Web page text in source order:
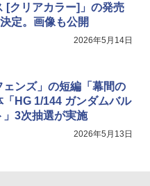
[クリアカラー]」の発売
定。画像も公開
2026年5月14日
ェンズ」の短編「幕間の
HG 1/144 ガンダムバル
3次抽選が実施
2026年5月13日